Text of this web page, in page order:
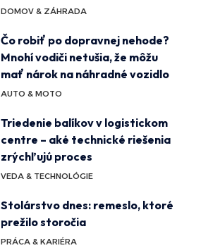
DOMOV & ZÁHRADA
Čo robiť po dopravnej nehode?
Mnohí vodiči netušia, že môžu
mať nárok na náhradné vozidlo
AUTO & MOTO
Triedenie balíkov v logistickom
centre – aké technické riešenia
zrýchľujú proces
VEDA & TECHNOLÓGIE
Stolárstvo dnes: remeslo, ktoré
prežilo storočia
PRÁCA & KARIÉRA